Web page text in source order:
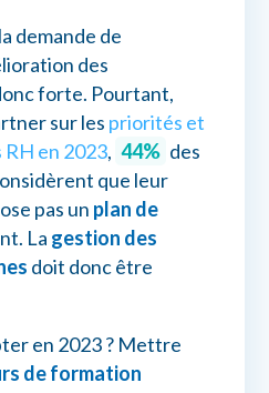
demande de
des
forte. Pourtant,
sur les priorités et
en 2023, 44% des
que leur
pas un plan de
La gestion des
doit donc être
en 2023 ? Mettre
de formation